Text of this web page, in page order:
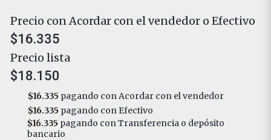
Precio con Acordar con el vendedor o Efectivo
$16.335
Precio lista
$18.150
$16.335 pagando con Acordar con el vendedor
$16.335 pagando con Efectivo
$16.335 pagando con Transferencia o depósito
bancario